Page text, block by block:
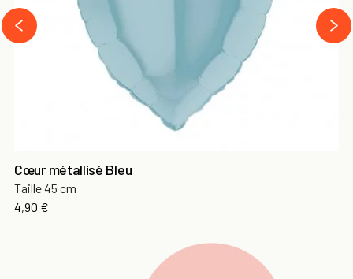
Cœur métallisé Bleu
Taille 45 cm
Prix
4,90 €
prev
next